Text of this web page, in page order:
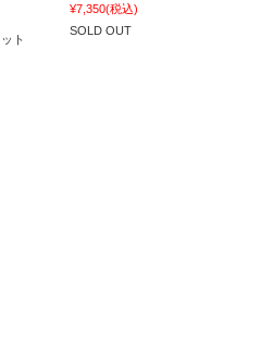
ト
¥7,350(税込)
SOLD OUT